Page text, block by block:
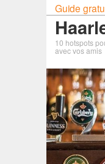
Guide
10 hotspots
avec vos amis